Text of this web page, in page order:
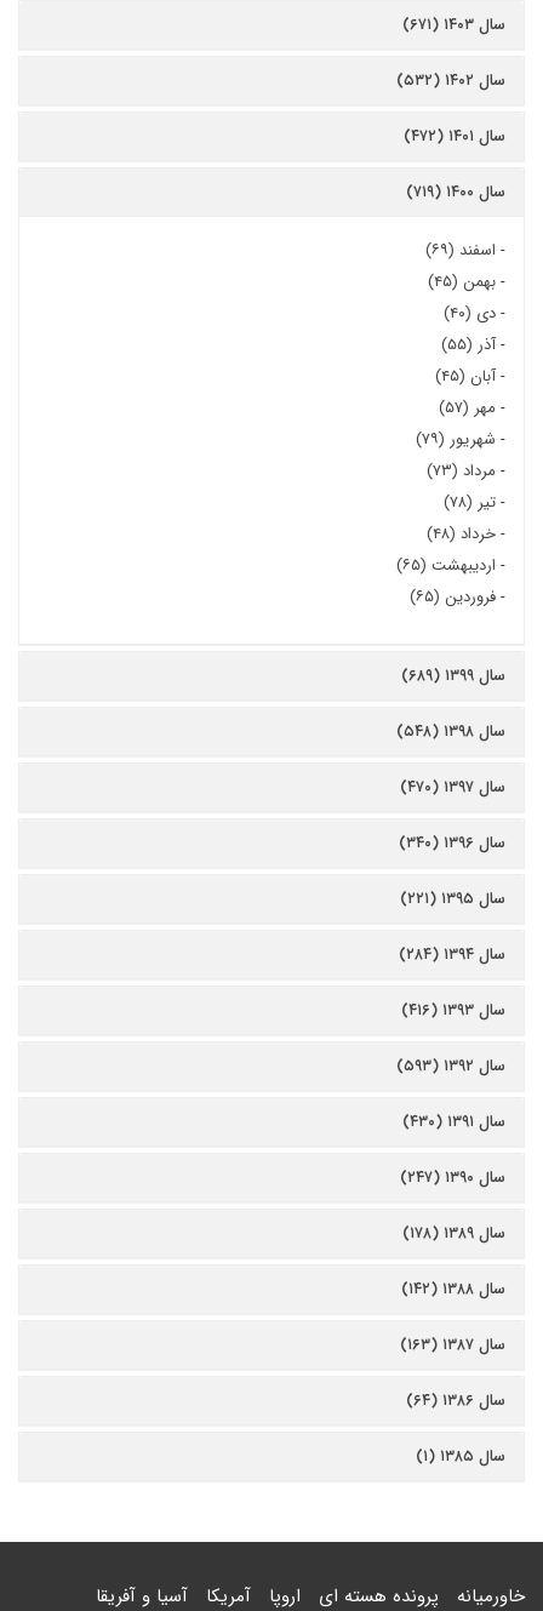
سال ۱۴۰۳ (۶۷۱)
سال ۱۴۰۲ (۵۳۲)
سال ۱۴۰۱ (۴۷۲)
سال ۱۴۰۰ (۷۱۹)
- اسفند (۶۹)
-بهمن (۴۵)
-دی (۴۰)
-آذر (۵۵)
-آبان (۴۵)
- مهر (۵۷)
- شهریور (۷۹)
- مرداد (۷۳)
-تیر (۷۸)
-خرداد (۴۸)
- اردیبهشت (۶۵)
-فروردین (۶۵)
سال ۱۳۹۹ (۶۸۹)
سال ۱۳۹۸ (۵۴۸)
سال ۱۳۹۷ (۴۷۰)
سال ۱۳۹۶ (۳۴۰)
سال ۱۳۹۵ (۲۲۱)
سال ۱۳۹۴ (۲۸۴)
سال ۱۳۹۳ (۴۱۶)
سال ۱۳۹۲ (۵۹۳)
سال ۱۳۹۱ (۴۳۰)
سال ۱۳۹۰ (۲۴۷)
سال ۱۳۸۹ (۱۷۸)
سال ۱۳۸۸ (۱۴۲)
سال ۱۳۸۷ (۱۶۳)
سال ۱۳۸۶ (۶۴)
سال ۱۳۸۵ (۱)
خاورمیانه پرونده هسته ای اروپا آمریکا آسیا و آفریقا